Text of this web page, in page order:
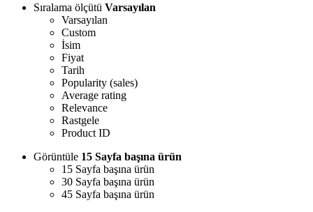
Sıralama ölçütü Varsayılan
Varsayılan
Custom
İsim
Fiyat
Tarih
Popularity (sales)
Average rating
Relevance
Rastgele
Product ID
Görüntüle 15 Sayfa başına ürün
15 Sayfa başına ürün
30 Sayfa başına ürün
45 Sayfa başına ürün